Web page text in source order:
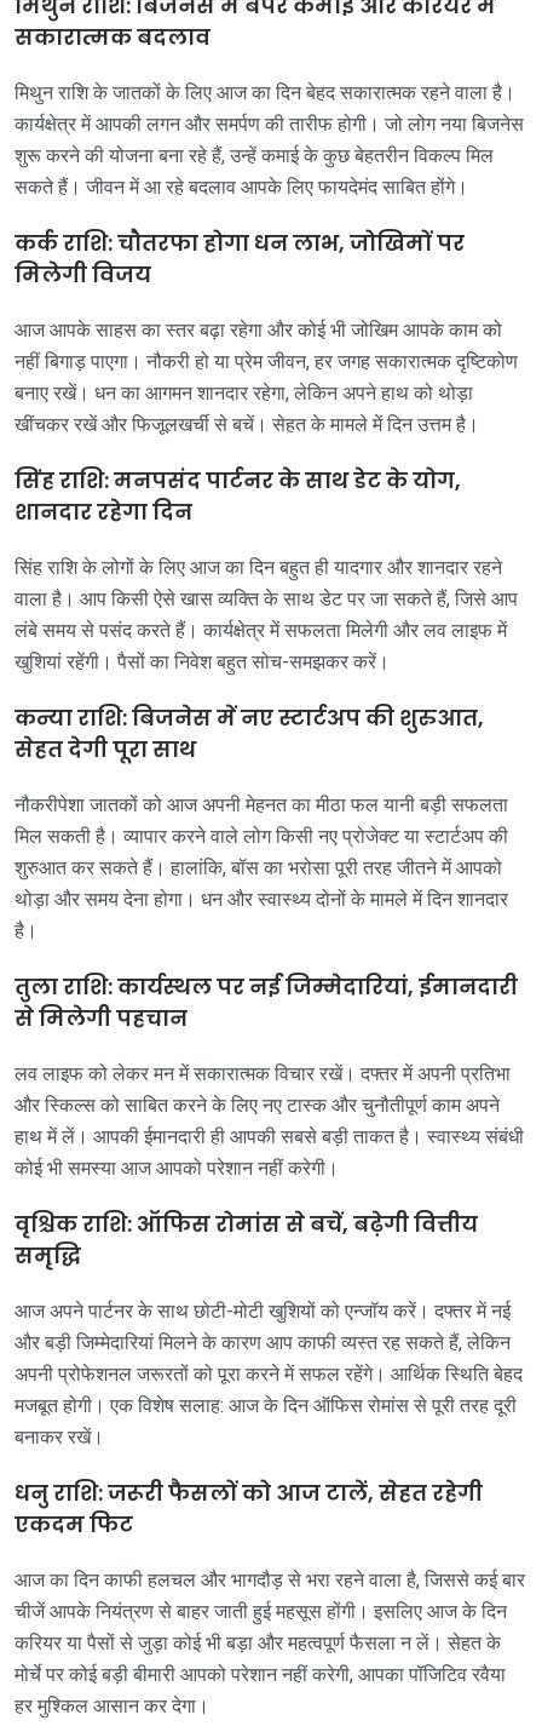
सकारात्मक बदलाव
मिथुन राशि के जातकों के लिए आज का दिन बेहद सकारात्मक रहने वाला है।
कार्यक्षेत्र में आपकी लगन और समर्पण की तारीफ होगी। जो लोग नया बिजनेस
शुरू करने की योजना बना रहे हैं, उन्हें कमाई के कुछ बेहतरीन विकल्प मिल
सकते हैं। जीवन में आ रहे बदलाव आपके लिए फायदेमंद साबित होंगे।
कर्क राशि: चौतरफा होगा धन लाभ, जोखिमों पर
मिलेगी विजय
आज आपके साहस का स्तर बढ़ा रहेगा और कोई भी जोखिम आपके काम को
नहीं बिगाड़ पाएगा। नौकरी हो या प्रेम जीवन, हर जगह सकारात्मक दृष्टिकोण
बनाए रखें। धन का आगमन शानदार रहेगा, लेकिन अपने हाथ को थोड़ा
खींचकर रखें और फिजूलखर्ची से बचें। सेहत के मामले में दिन उत्तम है।
सिंह राशि: मनपसंद पार्टनर के साथ डेट के योग,
शानदार रहेगा दिन
सिंह राशि के लोगों के लिए आज का दिन बहुत ही यादगार और शानदार रहने
वाला है। आप किसी ऐसे खास व्यक्ति के साथ डेट पर जा सकते हैं, जिसे आप
लंबे समय से पसंद करते हैं। कार्यक्षेत्र में सफलता मिलेगी और लव लाइफ में
खुशियां रहेंगी। पैसों का निवेश बहुत सोच-समझकर करें।
कन्या राशि: बिजनेस में नए स्टार्टअप की शुरुआत,
सेहत देगी पूरा साथ
नौकरीपेशा जातकों को आज अपनी मेहनत का मीठा फल यानी बड़ी सफलता
मिल सकती है। व्यापार करने वाले लोग किसी नए प्रोजेक्ट या स्टार्टअप की
शुरुआत कर सकते हैं। हालांकि, बॉस का भरोसा पूरी तरह जीतने में आपको
थोड़ा और समय देना होगा। धन और स्वास्थ्य दोनों के मामले में दिन शानदार
है।
तुला राशि: कार्यस्थल पर नई जिम्मेदारियां, ईमानदारी
से मिलेगी पहचान
लव लाइफ को लेकर मन में सकारात्मक विचार रखें। दफ्तर में अपनी प्रतिभा
और स्किल्स को साबित करने के लिए नए टास्क और चुनौतीपूर्ण काम अपने
हाथ में लें। आपकी ईमानदारी ही आपकी सबसे बड़ी ताकत है। स्वास्थ्य संबंधी
कोई भी समस्या आज आपको परेशान नहीं करेगी।
वृश्चिक राशि: ऑफिस रोमांस से बचें, बढ़ेगी वित्तीय
समृद्धि
आज अपने पार्टनर के साथ छोटी-मोटी खुशियों को एन्जॉय करें। दफ्तर में नई
और बड़ी जिम्मेदारियां मिलने के कारण आप काफी व्यस्त रह सकते हैं, लेकिन
अपनी प्रोफेशनल जरूरतों को पूरा करने में सफल रहेंगे। आर्थिक स्थिति बेहद
मजबूत होगी। एक विशेष सलाह: आज के दिन ऑफिस रोमांस से पूरी तरह दूरी
बनाकर रखें।
धनु राशि: जरूरी फैसलों को आज टालें, सेहत रहेगी
एकदम फिट
आज का दिन काफी हलचल और भागदौड़ से भरा रहने वाला है, जिससे कई बार
चीजें आपके नियंत्रण से बाहर जाती हुई महसूस होंगी। इसलिए आज के दिन
करियर या पैसों से जुड़ा कोई भी बड़ा और महत्वपूर्ण फैसला न लें। सेहत के
मोर्चे पर कोई बड़ी बीमारी आपको परेशान नहीं करेगी, आपका पॉजिटिव रवैया
हर मुश्किल आसान कर देगा।